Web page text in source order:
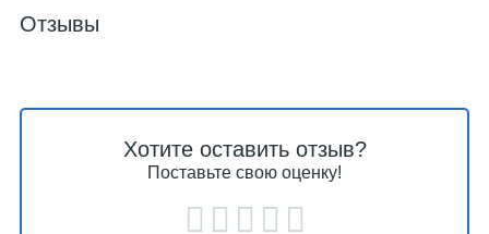
Отзывы
Хотите оставить отзыв?
Поставьте свою оценку!